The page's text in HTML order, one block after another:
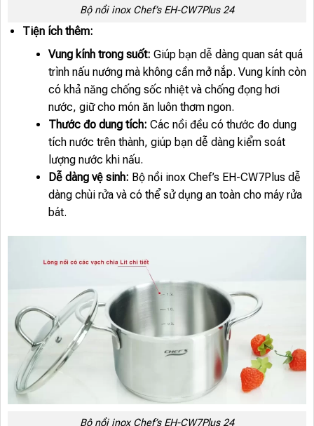
Bộ nồi inox Chef’s EH-CW7Plus 24
Tiện ích thêm:
Vung kính trong suốt: Giúp bạn dễ dàng quan sát quá
trình nấu nướng mà không cần mở nắp. Vung kính còn
có khả năng chống sốc nhiệt và chống đọng hơi
nước, giữ cho món ăn luôn thơm ngon.
Thước đo dung tích: Các nồi đều có thước đo dung
tích nước trên thành, giúp bạn dễ dàng kiểm soát
lượng nước khi nấu.
Dễ dàng vệ sinh: Bộ nồi inox Chef’s EH-CW7Plus dễ
dàng chùi rửa và có thể sử dụng an toàn cho máy rửa
bát.
Bộ nồi inox Chef’s EH-CW7Plus 24